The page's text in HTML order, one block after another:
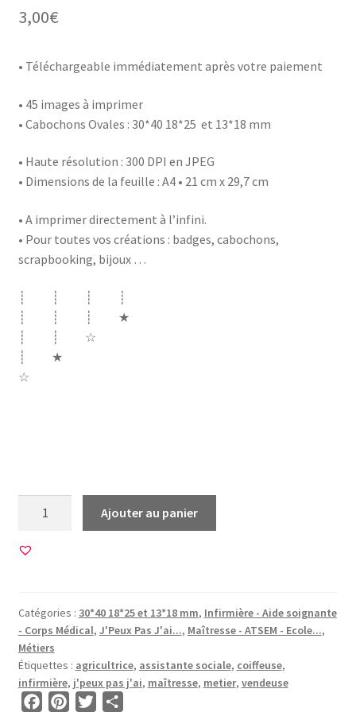
3,00€
• Téléchargeable immédiatement après votre paiement
• 45 images à imprimer
• Cabochons Ovales : 30*40 18*25 et 13*18 mm
• Haute résolution : 300 DPI en JPEG
• Dimensions de la feuille : A4 • 21 cm x 29,7 cm
• A imprimer directement à l’infini.
• Pour toutes vos créations : badges, cabochons,
scrapbooking, bijoux …
┊ ┊ ┊ ┊
┊ ┊ ┊ ★
┊ ┊ ☆
┊ ★
☆
45
OVALES
•
BG00014
Ajouter au panier
Catégories : 30*40 18*25 et 13*18 mm, Infirmière - Aide soignante
- Corps Médical, J'Peux Pas J'ai..., Maîtresse - ATSEM - Ecole...,
Métiers
Étiquettes : agricultrice, assistante sociale, coiffeuse,
infirmière, j'peux pas j'ai, maîtresse, metier, vendeuse